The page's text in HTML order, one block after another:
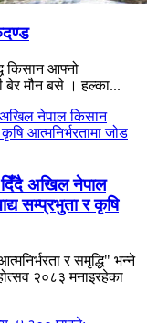
किसान आफ्नो
बेर मौन बसे । हल्का...
दिँदै अखिल नेपाल
सम्प्रभुता र कृषि
र समृद्धि" भन्ने
२०८३ मनाइरहेका